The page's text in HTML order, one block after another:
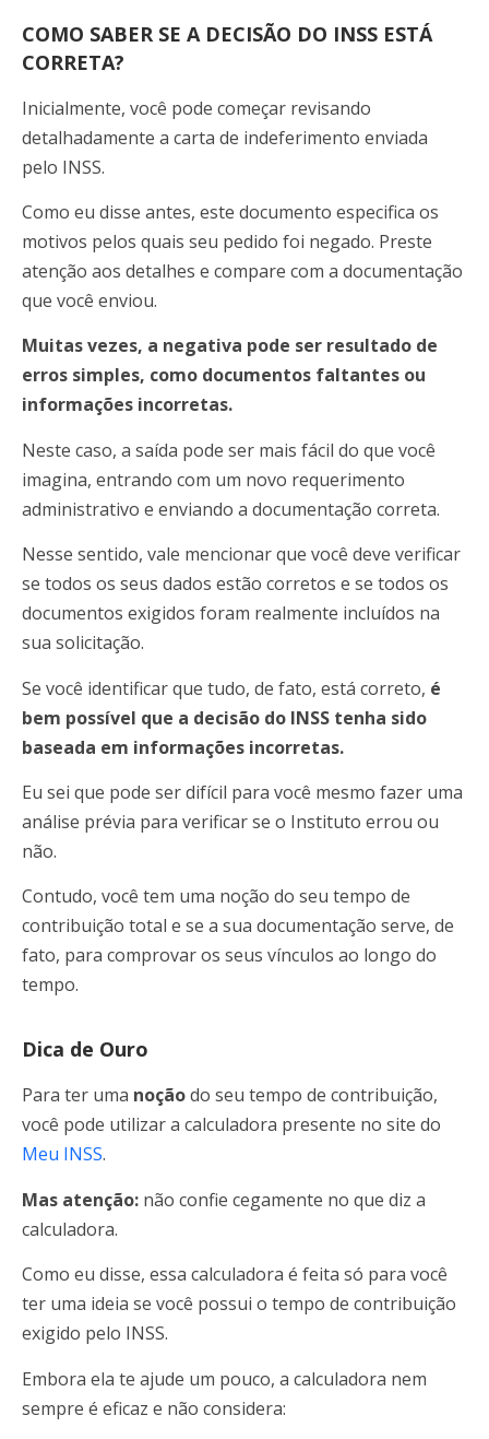
COMO SABER SE A DECISÃO DO INSS ESTÁ
CORRETA?
Inicialmente, você pode começar revisando
detalhadamente a carta de indeferimento enviada
pelo INSS.
Como eu disse antes, este documento especifica os
motivos pelos quais seu pedido foi negado. Preste
atenção aos detalhes e compare com a documentação
que você enviou.
Muitas vezes, a negativa pode ser resultado de
erros simples, como documentos faltantes ou
informações incorretas.
Neste caso, a saída pode ser mais fácil do que você
imagina, entrando com um novo requerimento
administrativo e enviando a documentação correta.
Nesse sentido, vale mencionar que você deve verificar
se todos os seus dados estão corretos e se todos os
documentos exigidos foram realmente incluídos na
sua solicitação.
Se você identificar que tudo, de fato, está correto, é
bem possível que a decisão do INSS tenha sido
baseada em informações incorretas.
Eu sei que pode ser difícil para você mesmo fazer uma
análise prévia para verificar se o Instituto errou ou
não.
Contudo, você tem uma noção do seu tempo de
contribuição total e se a sua documentação serve, de
fato, para comprovar os seus vínculos ao longo do
tempo.
Dica de Ouro
Para ter uma noçãodo seu tempo de contribuição,
você pode utilizar a calculadora presente no site do
Meu INSS.
Mas atenção: não confie cegamente no que diz a
calculadora.
Como eu disse, essa calculadora é feita só para você
ter uma ideia se você possui o tempo de contribuição
exigido pelo INSS.
Embora ela te ajude um pouco, a calculadora nem
sempre é eficaz e não considera: